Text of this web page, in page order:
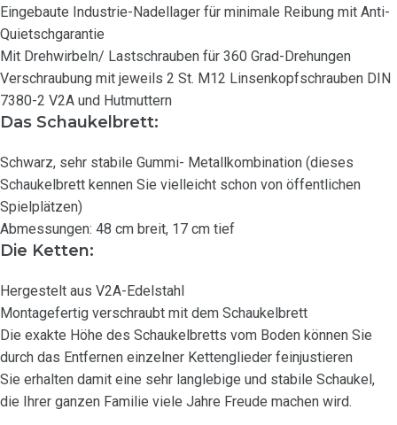
Eingebaute Industrie-Nadellager für minimale Reibung mit Anti-
Quietschgarantie
Mit Drehwirbeln/ Lastschrauben für 360 Grad-Drehungen
Verschraubung mit jeweils 2 St. M12 Linsenkopfschrauben DIN
7380-2 V2A und Hutmuttern
Das Schaukelbrett:
Schwarz, sehr stabile Gummi- Metallkombination (dieses
Schaukelbrett kennen Sie vielleicht schon von öffentlichen
Spielplätzen)
Abmessungen: 48 cm breit, 17 cm tief
Die Ketten:
Hergestelt aus V2A-Edelstahl
Montagefertig verschraubt mit dem Schaukelbrett
Die exakte Höhe des Schaukelbretts vom Boden können Sie
durch das Entfernen einzelner Kettenglieder feinjustieren
Sie erhalten damit eine sehr langlebige und stabile Schaukel,
die Ihrer ganzen Familie viele Jahre Freude machen wird.